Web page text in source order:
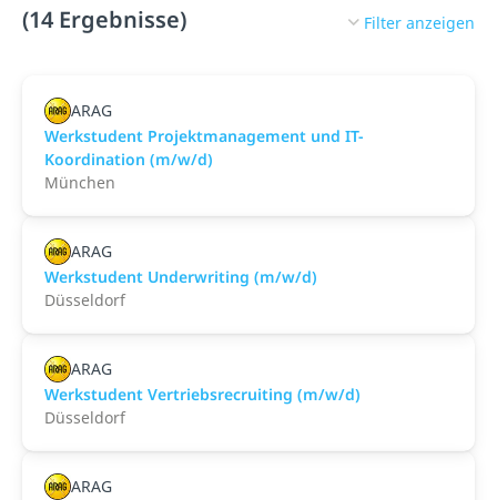
(14 Ergebnisse) Filter anzeigen
ARAG
Werkstudent Projektmanagement und IT-
Koordination (m/w/d)
München
ARAG
Werkstudent Underwriting (m/w/d)
Düsseldorf
ARAG
Werkstudent Vertriebsrecruiting (m/w/d)
Düsseldorf
ARAG